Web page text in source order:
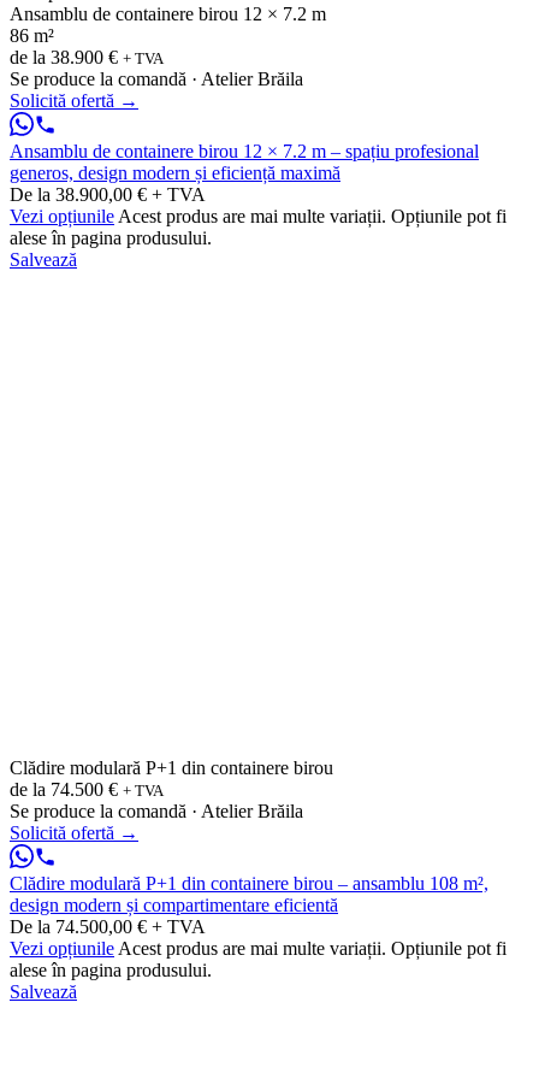
Ansamblu de containere birou 12 × 7.2 m
86 m²
de la 38.900 € + TVA
Se produce la comandă · Atelier Brăila
Solicită ofertă →
Ansamblu de containere birou 12 × 7.2 m – spațiu profesional
generos, design modern și eficiență maximă
De la 38.900,00 € + TVA
Vezi opțiunile Acest produs are mai multe variații. Opțiunile pot fi
alese în pagina produsului.
Salvează
Clădire modulară P+1 din containere birou
de la 74.500 € + TVA
Se produce la comandă · Atelier Brăila
Solicită ofertă →
Clădire modulară P+1 din containere birou – ansamblu 108 m²,
design modern și compartimentare eficientă
De la 74.500,00 € + TVA
Vezi opțiunile Acest produs are mai multe variații. Opțiunile pot fi
alese în pagina produsului.
Salvează